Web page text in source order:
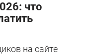
что
на сайте